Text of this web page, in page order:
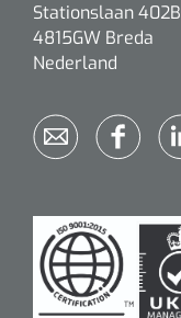
Griffioen
Stationslaan 402B
4815GW Breda
Nederland